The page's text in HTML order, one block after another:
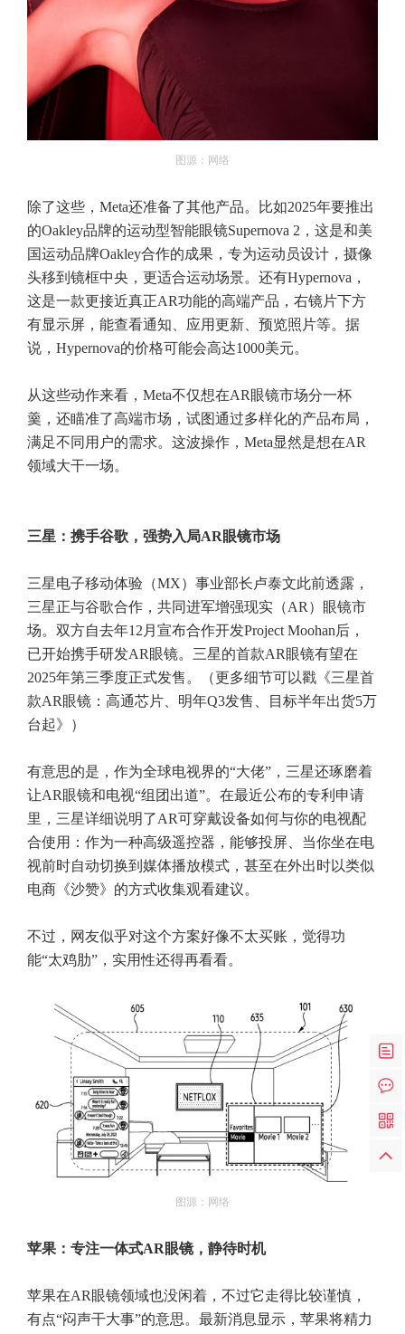
图源：网络
除了这些，Meta还准备了其他产品。比如2025年要推出
的Oakley品牌的运动型智能眼镜Supernova 2，这是和美
国运动品牌Oakley合作的成果，专为运动员设计，摄像
头移到镜框中央，更适合运动场景。还有Hypernova，
这是一款更接近真正AR功能的高端产品，右镜片下方
有显示屏，能查看通知、应用更新、预览照片等。据
说，Hypernova的价格可能会高达1000美元。
从这些动作来看，Meta不仅想在AR眼镜市场分一杯
羹，还瞄准了高端市场，试图通过多样化的产品布局，
满足不同用户的需求。这波操作，Meta显然是想在AR
领域大干一场。
三星：携手谷歌，强势入局AR眼镜市场
三星电子移动体验（MX）事业部长卢泰文此前透露，
三星正与谷歌合作，共同进军增强现实（AR）眼镜市
场。双方自去年12月宣布合作开发Project Moohan后，
已开始携手研发AR眼镜。三星的首款AR眼镜有望在
2025年第三季度正式发售。（更多细节可以戳《三星首
款AR眼镜：高通芯片、明年Q3发售、目标半年出货5万
台起》）
有意思的是，作为全球电视界的“大佬”，三星还琢磨着
让AR眼镜和电视“组团出道”。在最近公布的专利申请
里，三星详细说明了AR可穿戴设备如何与你的电视配
合使用：作为一种高级遥控器，能够投屏、当你坐在电
视前时自动切换到媒体播放模式，甚至在外出时以类似
电商《沙赞》的方式收集观看建议。
不过，网友似乎对这个方案好像不太买账，觉得功
能“太鸡肋”，实用性还得再看看。
图源：网络
苹果：专注一体式AR眼镜，静待时机
苹果在AR眼镜领域也没闲着，不过它走得比较谨慎，
有点“闷声干大事”的意思。最新消息显示，苹果将精力